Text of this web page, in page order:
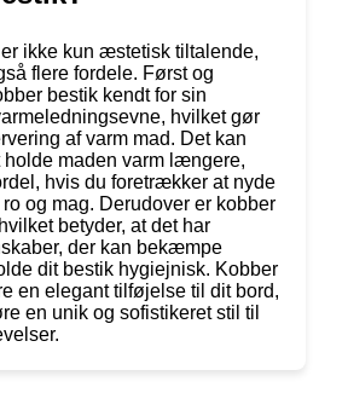
ikke kun æstetisk tiltalende,
flere fordele. Først og
bestik kendt for sin
hvilket gør
af varm mad. Det kan
maden varm længere,
hvis du foretrækker at nyde
og mag. Derudover er kobber
betyder, at det har
der kan bekæmpe
dit bestik hygiejnisk. Kobber
en elegant tilføjelse til dit bord,
en unik og sofistikeret stil til